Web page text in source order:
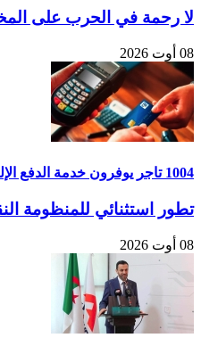
لا رحمة في الحرب على
08 أوت 2026
1004 تاجر يوفرون خدمة الدفع الإلكتروني
تطور استثنائي للمنظومة
08 أوت 2026